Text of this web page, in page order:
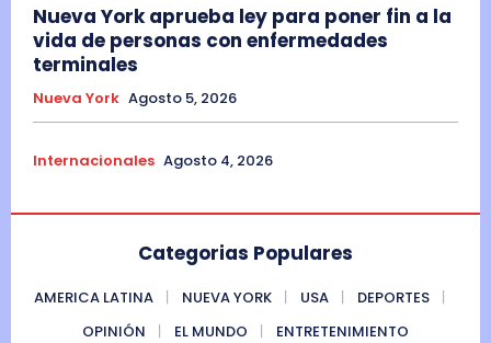
Nueva York aprueba ley para poner fin a la
vida de personas con enfermedades
terminales
Nueva York Agosto 5, 2026
Internacionales Agosto 4, 2026
Categorias Populares
AMERICA LATINA NUEVA YORK USA
DEPORTES
OPINIÓN
EL MUNDO ENTRETENIMIENTO